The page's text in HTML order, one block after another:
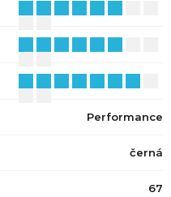
Performance
černá
67